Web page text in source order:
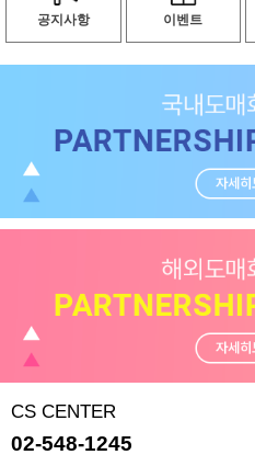
공지사항 이벤트
CS CENTER
02-548-1245